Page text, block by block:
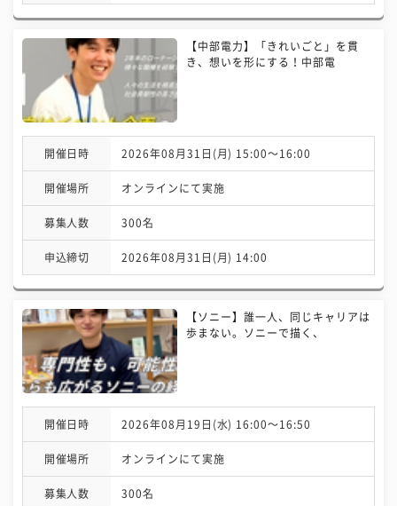
【中部電力】「きれいごと」を貫
き、想いを形にする！中部電
開催日時 2026年08月31日(月) 15:00〜16:00
開催場所 オンラインにて実施
募集人数 300名
申込締切 2026年08月31日(月) 14:00
【ソニー】誰一人、同じキャリアは
歩まない。ソニーで描く、
開催日時 2026年08月19日(水) 16:00〜16:50
開催場所 オンラインにて実施
募集人数 300名